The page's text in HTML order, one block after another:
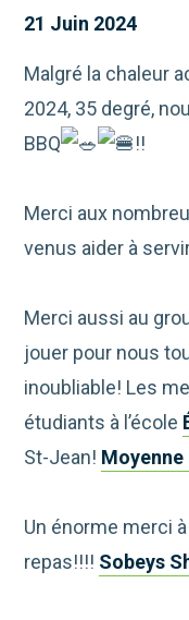
21 Juin 2024
Malgré la chaleur
2024, 35 degré,
BBQ
!!
Merci aux
venus aider à
Merci aussi au
jouer pour nous
inoubliable! Les
étudiants à l’école
St-Jean! Moyenne
Un énorme merci
repas!!!! Sobeys